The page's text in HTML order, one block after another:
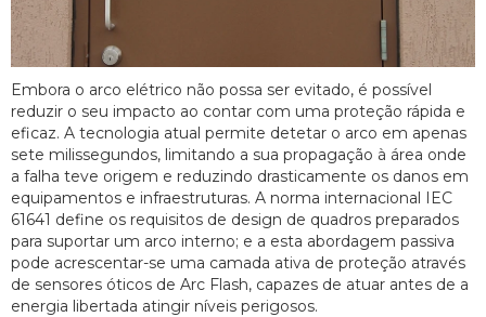
Embora o arco elétrico não possa ser evitado, é possível
reduzir o seu impacto ao contar com uma proteção rápida e
eficaz. A tecnologia atual permite detetar o arco em apenas
sete milissegundos, limitando a sua propagação à área onde
a falha teve origem e reduzindo drasticamente os danos em
equipamentos e infraestruturas. A norma internacional IEC
61641 define os requisitos de design de quadros preparados
para suportar um arco interno; e a esta abordagem passiva
pode acrescentar-se uma camada ativa de proteção através
de sensores óticos de Arc Flash, capazes de atuar antes de a
energia libertada atingir níveis perigosos.